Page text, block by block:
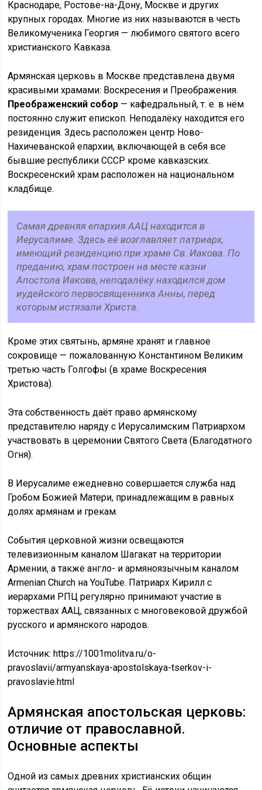
Краснодаре, Ростове-на-Дону, Москве и других
крупных городах. Многие из них называются в честь
Великомученика Георгия — любимого святого всего
христианского Кавказа.
Армянская церковь в Москве представлена двумя
красивыми храмами: Воскресения и Преображения.
Преображенский собор — кафедральный, т. е. в нём
постоянно служит епископ. Неподалёку находится его
резиденция. Здесь расположен центр Ново-
Нахичеванской епархии, включающей в себя все
бывшие республики СССР кроме кавказских.
Воскресенский храм расположен на национальном
кладбище.
Самая древняя епархия ААЦ находится в
Иерусалиме. Здесь её возглавляет патриарх,
имеющий резиденцию при храме Св. Иакова. По
преданию, храм построен на месте казни
Апостола Иакова, неподалёку находился дом
иудейского первосвященника Анны, перед
которым истязали Христа.
Кроме этих святынь, армяне хранят и главное
сокровище — пожалованную Константином Великим
третью часть Голгофы (в храме Воскресения
Христова).
Эта собственность даёт право армянскому
представителю наряду с Иерусалимским Патриархом
участвовать в церемонии Святого Света (Благодатного
Огня).
В Иерусалиме ежедневно совершается служба над
Гробом Божией Матери, принадлежащим в равных
долях армянам и грекам.
События церковной жизни освещаются
телевизионным каналом Шагакат на территории
Армении, а также англо- и армяноязычным каналом
Armenian Church на YouTube. Патриарх Кирилл с
иерархами РПЦ регулярно принимают участие в
торжествах ААЦ, связанных с многовековой дружбой
русского и армянского народов.
Источник:https://1001molitva.ru/o-
pravoslavii/armyanskaya-apostolskaya-tserkov-i-
pravoslavie.html
Армянская апостольская церковь:
отличие от православной.
Основные аспекты
Одной из самых древних христианских общин